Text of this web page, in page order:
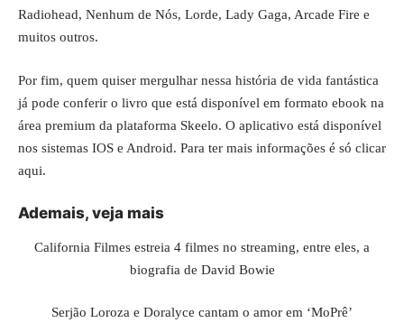
Radiohead, Nenhum de Nós, Lorde, Lady Gaga, Arcade Fire e
muitos outros.
Por fim, quem quiser mergulhar nessa história de vida fantástica
já pode conferir o livro que está disponível em formato ebook na
área premium da plataforma Skeelo. O aplicativo está disponível
nos sistemas IOS e Android. Para ter mais informações é só clicar
aqui.
Ademais, veja mais
California Filmes estreia 4 filmes no streaming, entre eles, a
biografia de David Bowie
Serjão Loroza e Doralyce cantam o amor em ‘MoPrê’